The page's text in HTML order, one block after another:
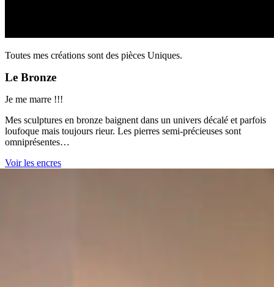
Toutes mes créations sont des pièces Uniques.
Le Bronze
Je me marre !!!
Mes sculptures en bronze baignent dans un univers décalé et parfois
loufoque mais toujours rieur. Les pierres semi-précieuses sont
omniprésentes…
Voir les encres